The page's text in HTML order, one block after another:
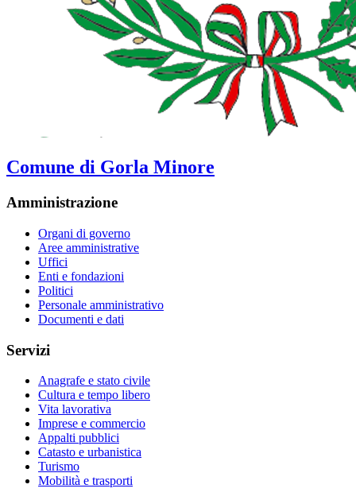
Comune di Gorla Minore
Amministrazione
Organi di governo
Aree amministrative
Uffici
Enti e fondazioni
Politici
Personale amministrativo
Documenti e dati
Servizi
Anagrafe e stato civile
Cultura e tempo libero
Vita lavorativa
Imprese e commercio
Appalti pubblici
Catasto e urbanistica
Turismo
Mobilità e trasporti